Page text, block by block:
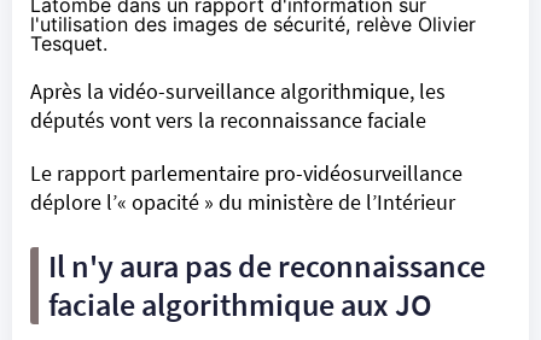
Latombe dans un rapport d'information sur
l'utilisation des images de sécurité, relève Olivier
Tesquet.
Après la vidéo-surveillance algorithmique, les
députés vont vers la reconnaissance faciale
Le rapport parlementaire pro-vidéosurveillance
déplore l’« opacité » du ministère de l’Intérieur
Il n'y aura pas de reconnaissance
faciale algorithmique aux JO